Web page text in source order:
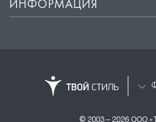
ИНФОРМАЦИЯ
© 2003 – 2026 ООО